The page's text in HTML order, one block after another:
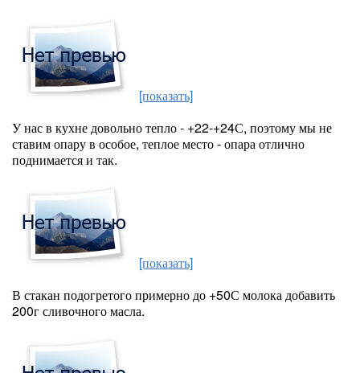
[показать]
У нас в кухне довольно тепло - +22-+24С, поэтому мы не
ставим опару в особое, теплое место - опара отлично
поднимается и так.
[показать]
В стакан подогретого примерно до +50С молока добавить
200г сливочного масла.